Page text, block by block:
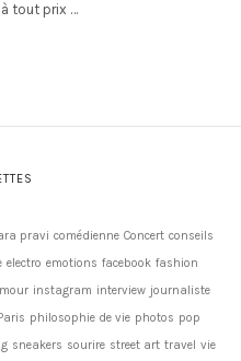
tout prix …
pravi comédienne Concert conseils
electro emotions facebook fashion
instagram interview journaliste
Paris philosophie de vie photos pop
sneakers sourire street art travel vie